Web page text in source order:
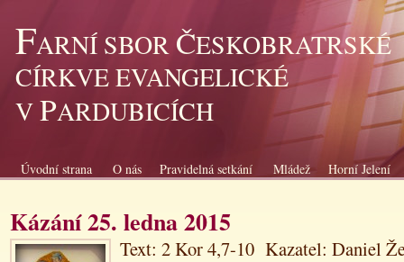
FARNÍ SBOR ČESKOBRATRSKÉ
CÍRKVE EVANGELICKÉ
VPARDUBICÍCH
Úvodní strana O nás Pravidelná setkání Mládež Horní Jelení
Kázání 25. ledna 2015
Text: 2 Kor 4,7-10 Kazatel: Daniel